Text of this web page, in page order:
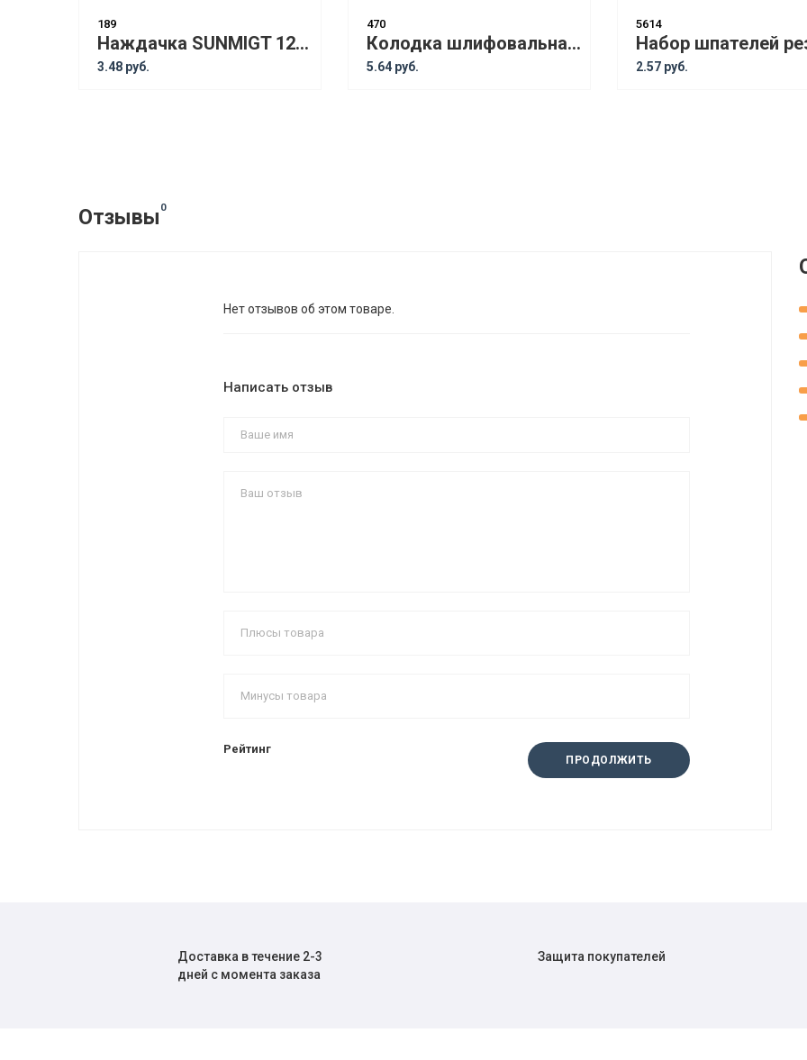
189
Наждачка SUNMIGT 120 рулон ЗЕЛЁНЫЙ
3.48 руб.
470
Колодка шлифовальная чёрно-серая 140*75 (чёрно-зелёная)
5.64 руб.
5614
2.57 руб.
Отзывы 0
Нет отзывов об этом товаре.
Написать отзыв
Рейтинг
ПРОДОЛЖИТЬ
Доставка в течение 2-3
дней с момента заказа
Защита покупателей